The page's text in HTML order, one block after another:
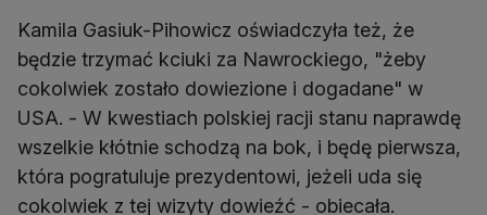
Kamila Gasiuk-Pihowicz oświadczyła też, że
będzie trzymać kciuki za Nawrockiego, "żeby
cokolwiek zostało dowiezione i dogadane" w
USA. - W kwestiach polskiej racji stanu naprawdę
wszelkie kłótnie schodzą na bok, i będę pierwsza,
która pogratuluje prezydentowi, jeżeli uda się
cokolwiek z tej wizyty dowieźć - obiecała.